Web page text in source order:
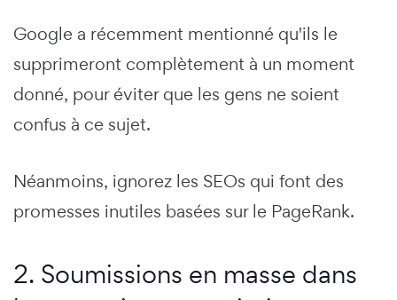
Google a récemment mentionné qu'ils le
supprimeront complètement à un moment
donné, pour éviter que les gens ne soient
confus à ce sujet.
Néanmoins, ignorez les SEOs qui font des
promesses inutiles basées sur le PageRank.
2. Soumissions en masse dans